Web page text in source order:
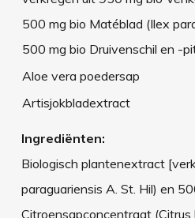
500 mg bio Matéblad (Ilex
500 mg bio Druivenschil en -
Aloe vera poedersap
Artisjokbladextract
Ingrediënten:
Biologisch plantenextract
paraguariensis A. St. Hil) en
Citroensapconcentraat (Citrus